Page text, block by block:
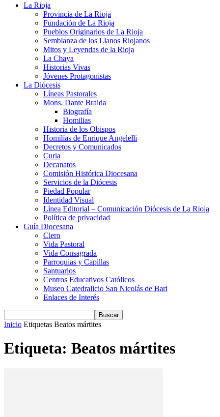
La Rioja
Provincia de La Rioja
Fundación de La Rioja
Pueblos Originarios de La Rioja
Semblanza de los Llanos Riojanos
Mitos y Leyendas de la Rioja
La Chaya
Historias Vivas
Jóvenes Protagonistas
La Diócesis
Líneas Pastorales
Mons. Dante Braida
Biografía
Homilias
Historia de los Obispos
Homilías de Enrique Angelelli
Decretos y Comunicados
Curia
Decanatos
Comisión Histórica Diocesana
Servicios de la Diócesis
Piedad Popular
Identidad Visual
Línea Editorial – Comunicación Diócesis de La Rioja
Política de privacidad
Guía Diocesana
Clero
Vida Pastoral
Vida Consagrada
Parroquias y Capillas
Santuarios
Centros Educativos Católicos
Museo Catedralicio San Nicolás de Bari
Enlaces de Interés
Inicio Etiquetas Beatos mártites
Etiqueta: Beatos mártites